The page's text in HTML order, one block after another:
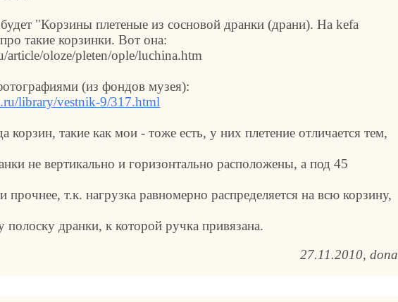
"Корзины плетеные из сосновой дранки (драни). На kefa
про такие корзинки. Вот она:
article/oloze/pleten/ople/luchina.htm
(из фондов музея):
library/vestnik-9/317.html
корзин, такие как мои - тоже есть, у них плетение отличается тем,
не вертикально и горизонтально расположены, а под 45
прочнее, т.к. нагрузка равномерно распределяется на всю корзину,
полоску дранки, к которой ручка привязана.
27.11.2010 dona